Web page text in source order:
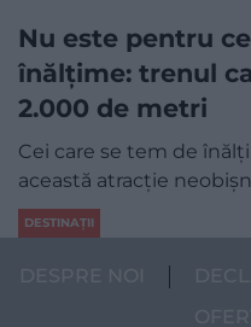
Nu este pentru
înălțime: trenul
2.000 de metri
Cei care se tem de
această atracție
DESTINAȚII